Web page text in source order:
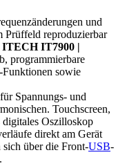
und
Prüffeld reproduzierbar
ITECH IT7900 |
programmierbare
sowie
Spannungs- und
Touchscreen,
digitales Oszilloskop
direkt am Gerät
sich über die Front-USB-